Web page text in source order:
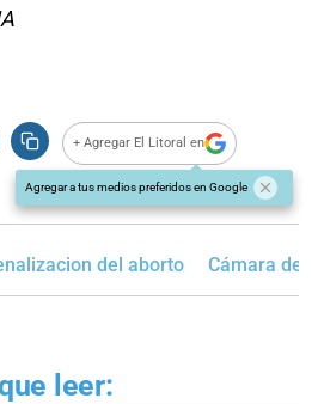
+ Agregar El Litoral en
Agregar a tus medios preferidos en Google
del aborto Cámara de
leer: